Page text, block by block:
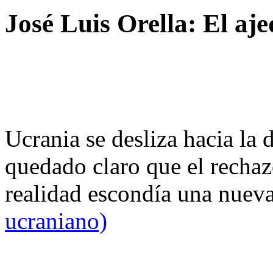
José Luis Orella: El
Ucrania se desliza hacia
quedado claro que el
realidad escondía una
ucraniano)